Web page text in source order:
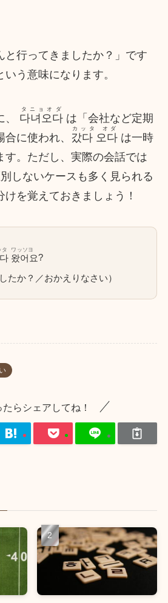
と行ってきましたか？」です
う意味になります。
、 다녀오다
タニョオダ
は「会社など定期
に使われ、 갔다 오다
カッタ オダ
は一時
す。ただし、実際の会話では
しないケースも多く見られる
を覚えておきましょう！
タ
왔어요
ワッソヨ
?
たか？／おかえりなさい）
たらシェアしてね！